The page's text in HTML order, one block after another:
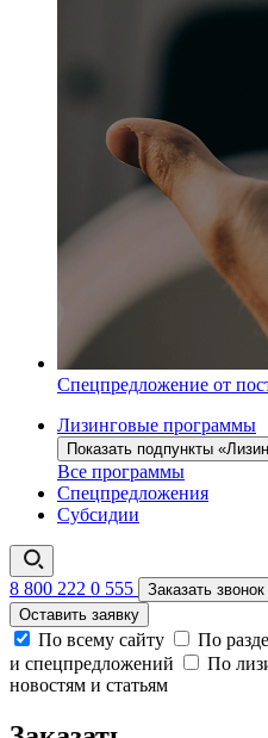
Спецпредложение от
Лизинговые программы
Показать подпункты
Все программы
Спецпредложения
Субсидии
8 800 222 0 555
Заказать звонок
Оставить заявку
По всему сайту По
и спецпредложений
По
новостям и статьям